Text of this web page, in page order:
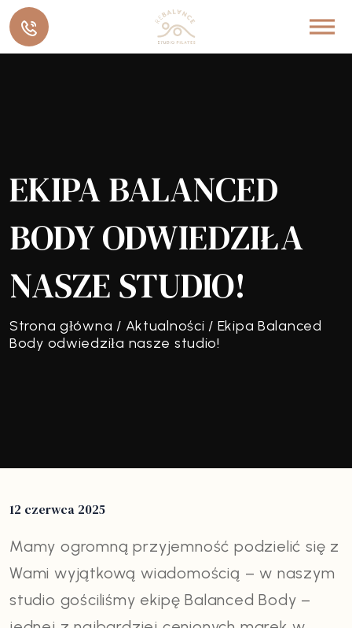
EKIPA BALANCED
BODY ODWIEDZIŁA
NASZE STUDIO!
Strona główna / Aktualności / Ekipa Balanced
Body odwiedziła nasze studio!
12 czerwca 2025
Mamy ogromną przyjemność podzielić się z
Wami wyjątkową wiadomością – w naszym
studio gościliśmy ekipę Balanced Body –